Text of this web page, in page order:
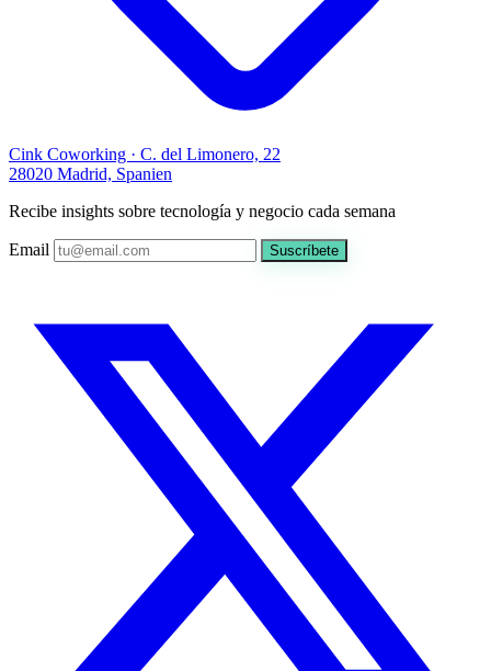
Cink Coworking · C. del Limonero, 22
28020 Madrid, Spanien
Recibe insights sobre tecnología y negocio cada semana
Email Suscríbete